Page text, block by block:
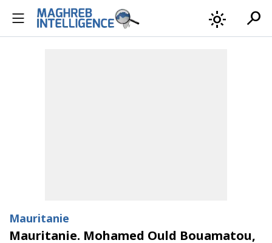
light_mode search
Mauritanie
Mauritanie. Mohamed Ould Bouamatou,